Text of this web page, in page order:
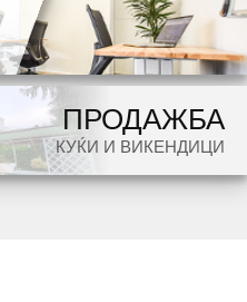
ПРОДАЖБА
КУЌИ И ВИКЕНДИЦИ